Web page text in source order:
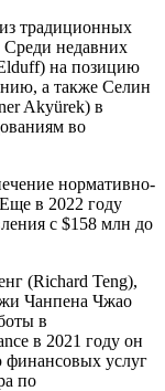
традиционных
Среди недавних
на позицию
а также Селин
Akyürek) в
во
нормативно-
в 2022 году
с $158 млн до
(Richard Teng),
Чанпена Чжао
в
в 2021 году он
финансовых услуг
по